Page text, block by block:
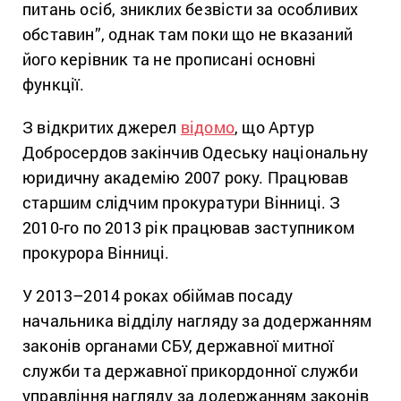
питань осіб, зниклих безвісти за особливих
обставин”, однак там поки що не вказаний
його керівник та не прописані основні
функції.
З відкритих джерел відомо, що Артур
Добросердов закінчив Одеську національну
юридичну академію 2007 року. Працював
старшим слідчим прокуратури Вінниці. З
2010-го по 2013 рік працював заступником
прокурора Вінниці.
У 2013–2014 роках обіймав посаду
начальника відділу нагляду за додержанням
законів органами СБУ, державної митної
служби та державної прикордонної служби
управління нагляду за додержанням законів